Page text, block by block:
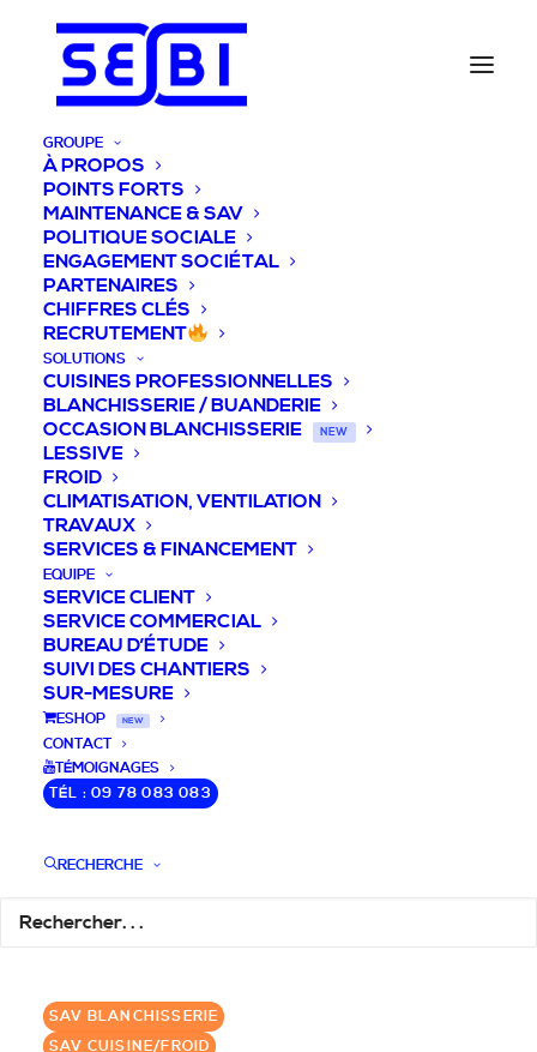
GROUPE
À PROPOS
POINTS FORTS
MAINTENANCE & SAV
POLITIQUE SOCIALE
ENGAGEMENT SOCIÉTAL
PARTENAIRES
CHIFFRES CLÉS
RECRUTEMENT
SOLUTIONS
CUISINES PROFESSIONNELLES
BLANCHISSERIE / BUANDERIE
OCCASION BLANCHISSERIE
NEW
LESSIVE
FROID
CLIMATISATION, VENTILATION
TRAVAUX
SERVICES & FINANCEMENT
EQUIPE
SERVICE CLIENT
SERVICE COMMERCIAL
BUREAU D’ÉTUDE
SUIVI DES CHANTIERS
SUR-MESURE
ESHOP NEW
CONTACT
TÉMOIGNAGES
TÉL : 09 78 083 083
RECHERCHE
SAV BLANCHISSERIE
SAV CUISINE/FROID
DEVIS / CONSEILS /
QUESTIONS
✆ 09 78 083 083